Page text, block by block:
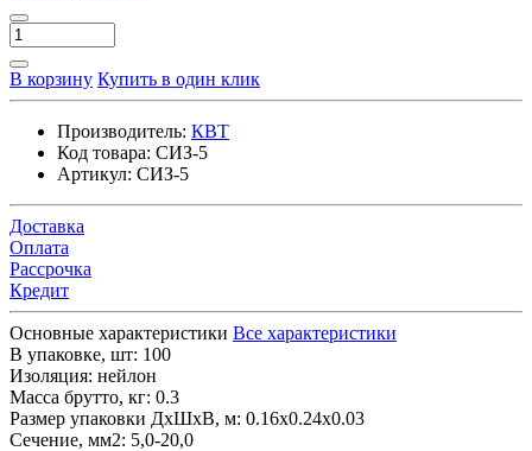
В корзину Купить в один клик
Производитель: КВТ
Код товара: СИЗ-5
Артикул: СИЗ-5
Доставка
Оплата
Рассрочка
Кредит
Основные характеристики Все характеристики
В упаковке, шт: 100
Изоляция: нейлон
Масса брутто, кг: 0.3
Размер упаковки ДхШхВ, м: 0.16x0.24x0.03
Сечение, мм2: 5,0-20,0